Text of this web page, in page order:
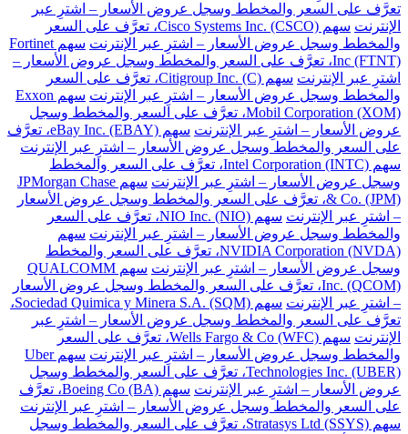
تعرَّف على السعر والمخطط وسجل عروض الأسعار – اشترِ عبر
الإنترنت
سهم Cisco Systems Inc. (CSCO)، تعرَّف على السعر
والمخطط وسجل عروض الأسعار – اشترِ عبر الإنترنت
سهم Fortinet
Inc (FTNT)، تعرَّف على السعر والمخطط وسجل عروض الأسعار –
اشترِ عبر الإنترنت
سهم Citigroup Inc. (C)، تعرَّف على السعر
والمخطط وسجل عروض الأسعار – اشترِ عبر الإنترنت
سهم Exxon
Mobil Corporation (XOM)، تعرَّف على السعر والمخطط وسجل
عروض الأسعار – اشترِ عبر الإنترنت
سهم eBay Inc. (EBAY)، تعرَّف
على السعر والمخطط وسجل عروض الأسعار – اشترِ عبر الإنترنت
سهم Intel Corporation (INTC)، تعرَّف على السعر والمخطط
وسجل عروض الأسعار – اشترِ عبر الإنترنت
سهم JPMorgan Chase
& Co. (JPM)، تعرَّف على السعر والمخطط وسجل عروض الأسعار
– اشترِ عبر الإنترنت
سهم NIO Inc. (NIO)، تعرَّف على السعر
والمخطط وسجل عروض الأسعار – اشترِ عبر الإنترنت سهم
NVIDIA Corporation (NVDA)، تعرَّف على السعر والمخطط
وسجل عروض الأسعار – اشترِ عبر الإنترنت
سهم QUALCOMM
Inc. (QCOM)، تعرَّف على السعر والمخطط وسجل عروض الأسعار
– اشترِ عبر الإنترنت
سهم Sociedad Quimica y Minera S.A. (SQM)،
تعرَّف على السعر والمخطط وسجل عروض الأسعار – اشترِ عبر
الإنترنت
سهم Wells Fargo & Co (WFC)، تعرَّف على السعر
والمخطط وسجل عروض الأسعار – اشترِ عبر الإنترنت
سهم Uber
Technologies Inc. (UBER)، تعرَّف على السعر والمخطط وسجل
عروض الأسعار – اشترِ عبر الإنترنت
سهم Boeing Co (BA)، تعرَّف
على السعر والمخطط وسجل عروض الأسعار – اشترِ عبر الإنترنت
سهم Stratasys Ltd (SSYS)، تعرَّف على السعر والمخطط وسجل